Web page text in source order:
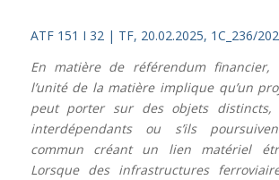
ATF 151 I 32 | TF, 20.02.2025, 1C_236/
En matière de référendum
l’unité de la matière implique qu’un
peut porter sur des objets distincts,
interdépendants ou s’ils
commun créant un lien matériel
Lorsque des infrastructures